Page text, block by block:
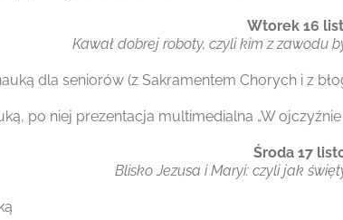
Wtorek 16
Kawał dobrej roboty, czyli kim z zawodu
dla seniorów (z Sakramentem Chorych i z
po niej prezentacja multimedialna „W
Środa 17
Blisko Jezusa i Maryi: czyli jak